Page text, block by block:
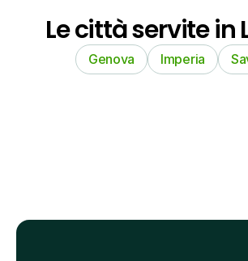
Le città servite in
Genova Imperia